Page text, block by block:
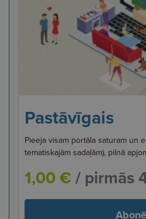
Pastāvīgais
Pieeja visam portāla saturam un
tematiskajām sadaļām), pilnā
1,00 €/ pirmās
Abonē